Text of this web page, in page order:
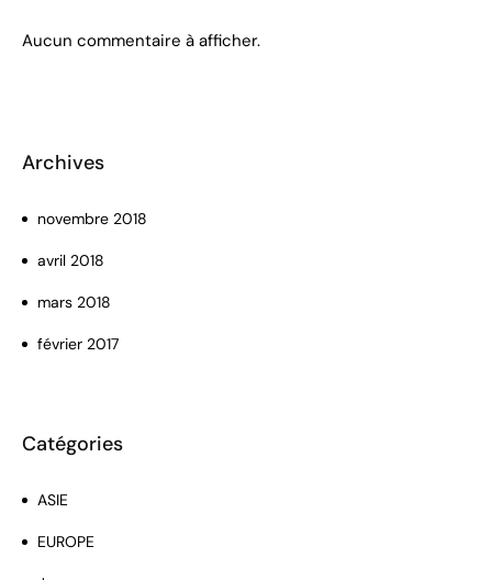
Aucun commentaire à afficher.
Archives
novembre 2018
avril 2018
mars 2018
février 2017
Catégories
ASIE
EUROPE